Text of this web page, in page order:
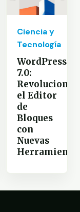
Ciencia y
Tecnología
WordPress
7.0:
Revoluciona
el Editor
de
Bloques
con
Nuevas